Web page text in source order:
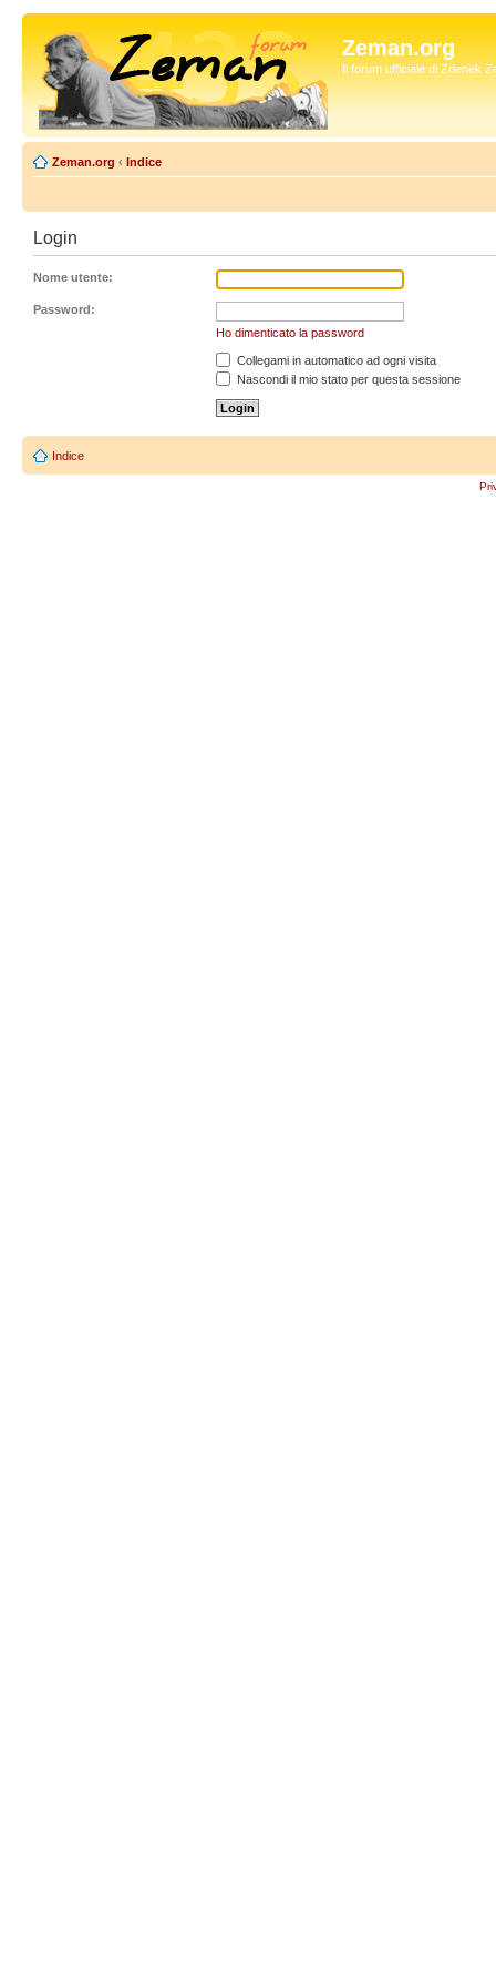
Zeman.org
Il forum ufficiale di Zdenek
Zeman.org ‹ Indice
Login
Nome utente:
Password:
Ho dimenticato la password
Collegami in automatico ad ogni visita
Nascondi il mio stato per questa sessione
Indice